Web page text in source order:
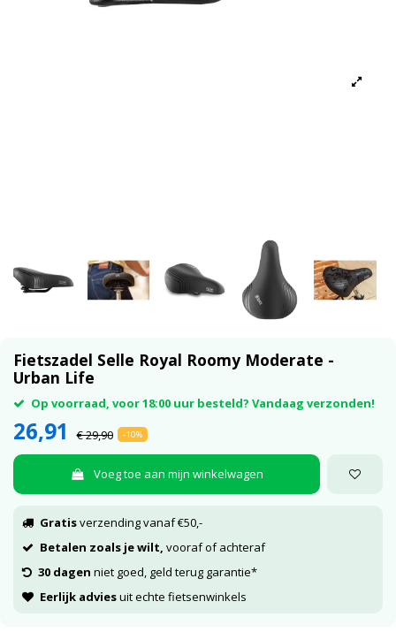
Fietszadel Selle Royal Roomy Moderate -
Urban Life
Op voorraad, voor 18:00 uur besteld? Vandaag verzonden!
26,91 € 29,90 -10%
Voeg toe aan mijn winkelwagen
Gratisverzending vanaf €50,-
Betalen zoals je wilt, vooraf of achteraf
30 dagen niet goed, geld terug garantie*
Eerlijk adviesuit echte fietsenwinkels